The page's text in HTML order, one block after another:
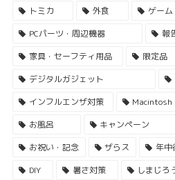
トミカ
外食 ゲーム
PCパーツ・周辺機器
報
家具・セーフティ用品
限定品
デジタルガジェット
インフルエンザ対策
Macintosh
お風呂
キャンペーン
お祝い・記念
ザらス 年中
DIY
暑さ対策 しまじろ